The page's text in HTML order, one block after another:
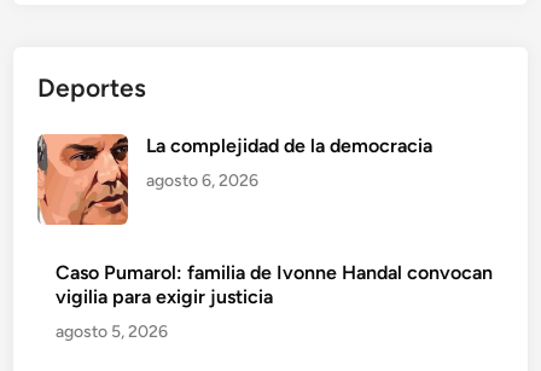
Deportes
La complejidad de la democracia
agosto 6, 2026
Caso Pumarol: familia de Ivonne Handal convocan
vigilia para exigir justicia
agosto 5, 2026